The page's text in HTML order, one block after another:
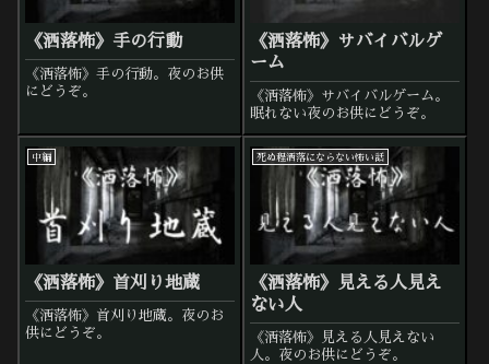
《洒落怖》手の行動
《洒落怖》手の行動。夜のお供
にどうぞ。
《洒落怖》サバイバルゲ
ーム
《洒落怖》サバイバルゲーム。
眠れない夜のお供にどうぞ。
中編
《洒落怖》首刈り地蔵
《洒落怖》首刈り地蔵。夜のお
供にどうぞ。
死ぬ程洒落にならない怖い話
《洒落怖》見える人見え
ない人
《洒落怖》見える人見えない
人。夜のお供にどうぞ。